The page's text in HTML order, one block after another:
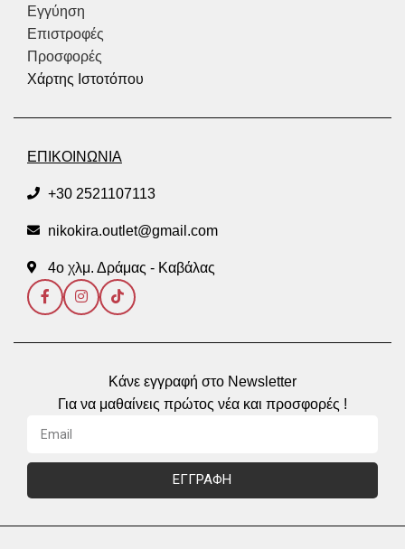
Εγγύηση
Επιστροφές
Προσφορές
Χάρτης Ιστοτόπου
ΕΠΙΚΟΙΝΩΝΙΑ
+30 2521107113
nikokira.outlet@gmail.com
4ο χλμ. Δράμας - Καβάλας
Κάνε εγγραφή στο Newsletter
Για να μαθαίνεις πρώτος νέα και προσφορές !
ΕΓΓΡΑΦΗ